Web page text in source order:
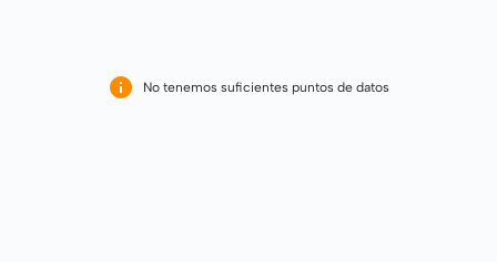
No tenemos suficientes puntos de datos